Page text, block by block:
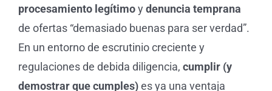
procesamiento legítimoydenuncia temprana
de ofertas “demasiado buenas para ser verdad”.
En un entorno de escrutinio creciente y
regulaciones de debida diligencia, cumplir (y
demostrar que cumples)es ya una ventaja